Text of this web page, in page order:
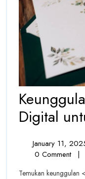
Digital
January 11,
0 Comment |
Temukan keunggulan <a